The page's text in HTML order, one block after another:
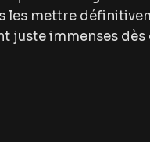
les mettre
juste immenses dès